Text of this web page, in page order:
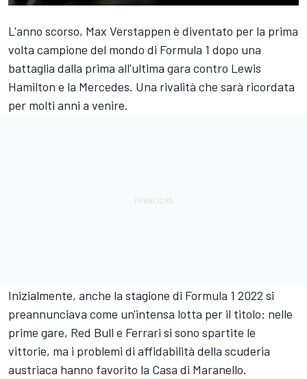
L'anno scorso, Max Verstappen è diventato per la prima
volta campione del mondo di Formula 1 dopo una
battaglia dalla prima all'ultima gara contro Lewis
Hamilton e la Mercedes. Una rivalità che sarà ricordata
per molti anni a venire.
Inizialmente, anche la stagione di Formula 1 2022 si
preannunciava come un'intensa lotta per il titolo: nelle
prime gare, Red Bull e Ferrari si sono spartite le
vittorie, ma i problemi di affidabilità della scuderia
austriaca hanno favorito la Casa di Maranello.